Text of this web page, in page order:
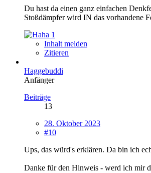
Du hast da einen ganz einfachen
Stoßdämpfer wird IN das vorhandene
1
Inhalt melden
Zitieren
Haggebuddi
Anfänger
Beiträge
13
28. Oktober 2023
#10
Ups, das würd's erklären. Da bin ich
Danke für den Hinweis - werd ich mir